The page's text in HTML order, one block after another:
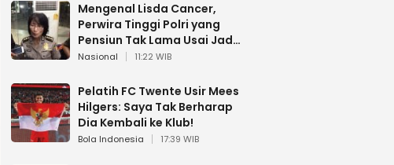
Mengenal Lisda Cancer,
Perwira Tinggi Polri yang
Pensiun Tak Lama Usai Jadi
Brigjen
Nasional 11:22 WIB
Pelatih FC Twente Usir Mees
Hilgers: Saya Tak Berharap
Dia Kembali ke Klub!
Bola Indonesia 17:39 WIB